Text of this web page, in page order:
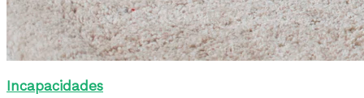
Incapacidades